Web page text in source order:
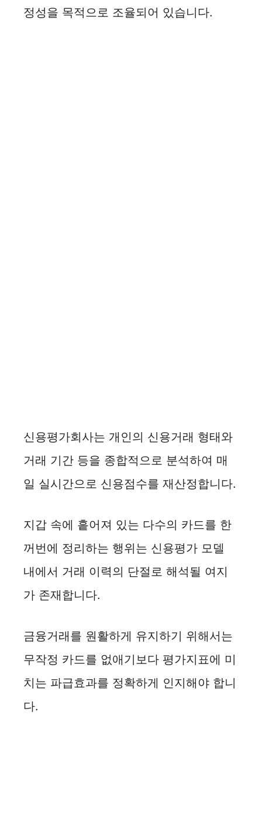
정성을 목적으로 조율되어 있습니다.
신용평가회사는 개인의 신용거래 형태와
거래 기간 등을 종합적으로 분석하여 매
일 실시간으로 신용점수를 재산정합니다.
지갑 속에 흩어져 있는 다수의 카드를 한
꺼번에 정리하는 행위는 신용평가 모델
내에서 거래 이력의 단절로 해석될 여지
가 존재합니다.
금융거래를 원활하게 유지하기 위해서는
무작정 카드를 없애기보다 평가지표에 미
치는 파급효과를 정확하게 인지해야 합니
다.